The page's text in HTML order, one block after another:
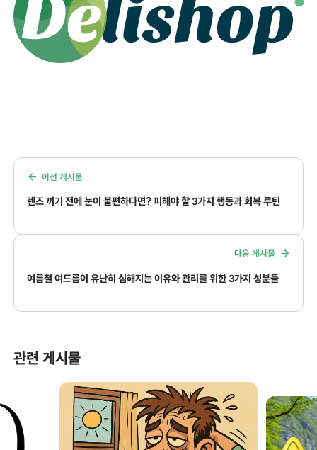
이전 게시물
렌즈 끼기 전에 눈이 불편하다면? 피해야 할 3가지 행동과 회복 루틴
다음 게시물
여름철 여드름이 유난히 심해지는 이유와 관리를 위한 3가지 성분들
관련 게시물